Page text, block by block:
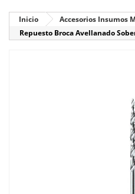
Inicio
Accesorios Insumos
Repuesto Broca Avellanado